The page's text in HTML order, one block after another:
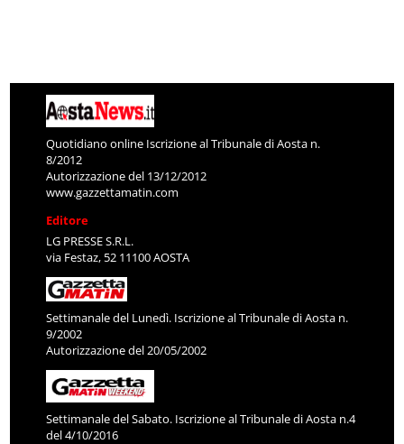
Quotidiano online Iscrizione al Tribunale di Aosta n.
8/2012
Autorizzazione del 13/12/2012
www.gazzettamatin.com
Editore
LG PRESSE S.R.L.
via Festaz, 52 11100 AOSTA
Settimanale del Lunedì. Iscrizione al Tribunale di Aosta n.
9/2002
Autorizzazione del 20/05/2002
Settimanale del Sabato. Iscrizione al Tribunale di Aosta n.4
del 4/10/2016